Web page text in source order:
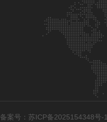
备案号：苏ICP备2025154348号-1